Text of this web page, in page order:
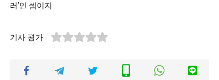
러’인 셈이지.
기사 평가